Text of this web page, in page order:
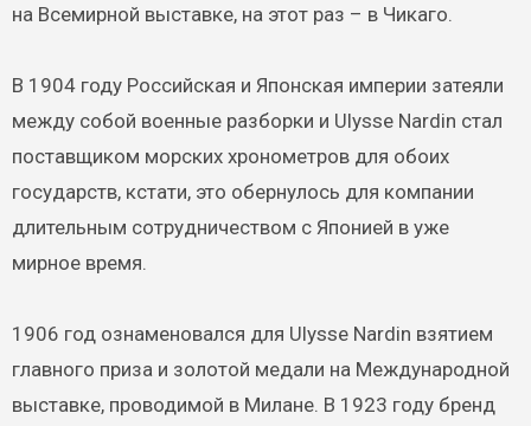
на Всемирной выставке, на этот раз – в Чикаго.
В 1904 году Российская и Японская империи затеяли
между собой военные разборки и Ulysse Nardin стал
поставщиком морских хронометров для обоих
государств, кстати, это обернулось для компании
длительным сотрудничеством с Японией в уже
мирное время.
1906 год ознаменовался для Ulysse Nardin взятием
главного приза и золотой медали на Международной
выставке, проводимой в Милане. В 1923 году бренд